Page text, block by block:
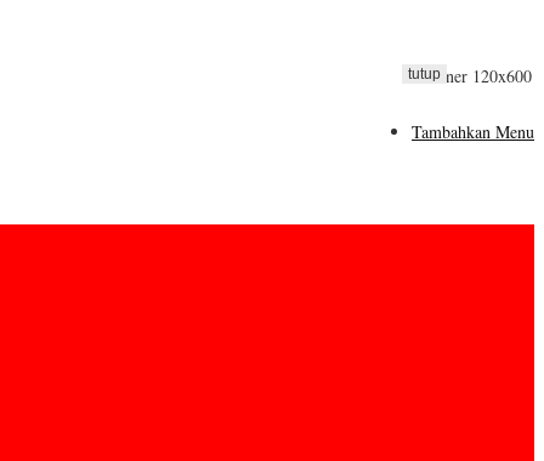
Tambahkan Menu
tutup